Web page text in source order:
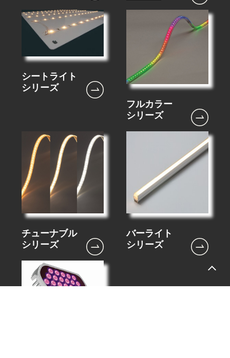
シートライト
シリーズ
フルカラー
シリーズ
チューナブル
シリーズ
バーライト
シリーズ